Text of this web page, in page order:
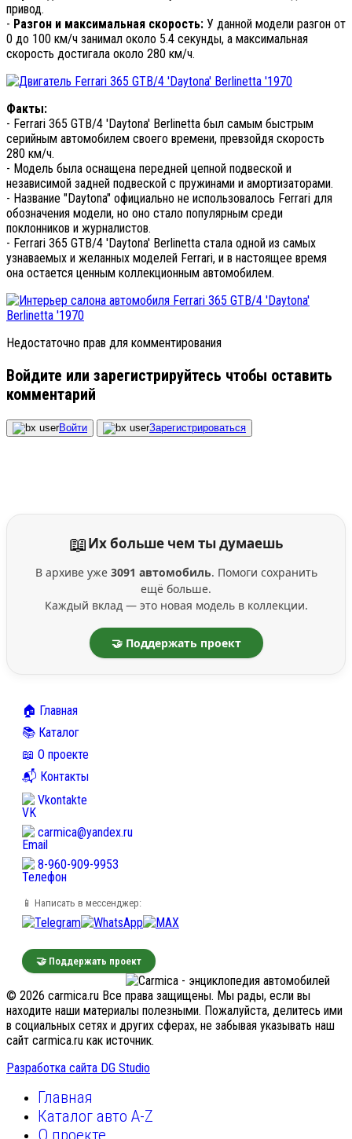
привод.
- Разгон и максимальная скорость: У данной модели разгон от
0 до 100 км/ч занимал около 5.4 секунды, а максимальная
скорость достигала около 280 км/ч.
Факты:
- Ferrari 365 GTB/4 'Daytona' Berlinetta был самым быстрым
серийным автомобилем своего времени, превзойдя скорость
280 км/ч.
- Модель была оснащена передней цепной подвеской и
независимой задней подвеской с пружинами и амортизаторами.
- Название "Daytona" официально не использовалось Ferrari для
обозначения модели, но оно стало популярным среди
поклонников и журналистов.
- Ferrari 365 GTB/4 'Daytona' Berlinetta стала одной из самых
узнаваемых и желанных моделей Ferrari, и в настоящее время
она остается ценным коллекционным автомобилем.
Недостаточно прав для комментирования
Войдите или зарегистрируйтесь чтобы оставить
комментарий
Войти Зарегистрироваться
📖Их больше чем ты думаешь
В архиве уже 3091 автомобиль. Помоги сохранить
ещё больше.
Каждый вклад — это новая модель в коллекции.
🤝 Поддержать проект
🏠 Главная
📚 Каталог
📖 О проекте
📬 Контакты
Vkontakte
carmica@yandex.ru
8-960-909-9953
📱 Написать в мессенджер:
🤝 Поддержать проект
© 2026 carmica.ru Все права защищены. Мы рады, если вы
находите наши материалы полезными. Пожалуйста, делитесь ими
в социальных сетях и других сферах, не забывая указывать наш
сайт carmica.ru как источник.
Разработка сайта DG Studio
Главная
Каталог авто A-Z
О проекте